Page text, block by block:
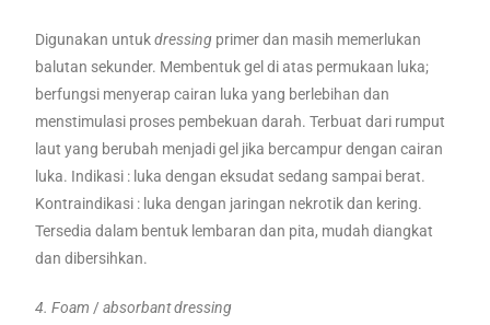
Digunakan untukdressing primer dan masih memerlukan
balutan sekunder. Membentuk gel di atas permukaan luka;
berfungsi menyerap cairan luka yang berlebihan dan
menstimulasi proses pembekuan darah. Terbuat dari rumput
laut yang berubah menjadi gel jika bercampur dengan cairan
luka. Indikasi : luka dengan eksudat sedang sampai berat.
Kontraindikasi : luka dengan jaringan nekrotik dan kering.
Tersedia dalam bentuk lembaran dan pita, mudah diangkat
dan dibersihkan.
4. Foam /absorbant dressing